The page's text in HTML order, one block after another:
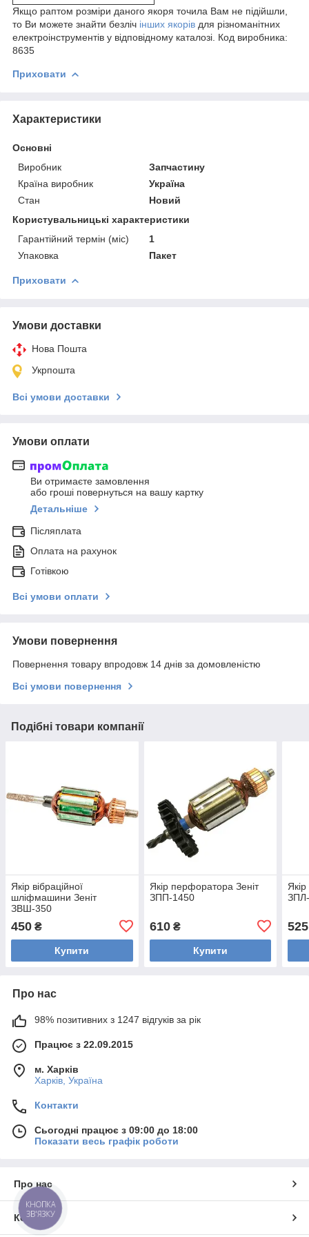
Якщо раптом розміри даного якоря точила Вам не підійшли,
то Ви можете знайти безліч інших якорів для різноманітних
електроінструментів у відповідному каталозі. Код виробника:
8635
Приховати
Характеристики
Основні
Виробник
Запчастину
Країна виробник
Україна
Стан
Новий
Користувальницькі характеристики
Гарантійний термін (міс)
1
Упаковка
Пакет
Приховати
Умови доставки
Нова Пошта
Укрпошта
Всі умови доставки
Умови оплати
Ви отримаєте замовлення
або гроші повернуться на вашу картку
Детальніше
Післяплата
Оплата на рахунок
Готівкою
Всі умови оплати
Умови повернення
Повернення товару впродовж 14 днів за домовленістю
Всі умови повернення
Подібні товари компанії
Якір вібраційної
шліфмашини Зеніт
ЗВШ-350
450 ₴
Купити
Якір перфоратора Зеніт
ЗПП-1450
610₴
Купити
525
Про нас
98% позитивних з 1247 відгуків за рік
Працює з 22.09.2015
м. Харків
Харків, Україна
Контакти
Сьогодні працює з 09:00 до 18:00
Показати весь графік роботи
Про нас
Контакти
КНОПКА
ЗВ'ЯЗКУ